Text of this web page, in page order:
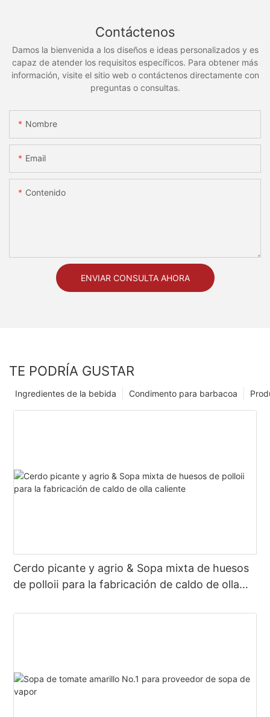
Contáctenos
Damos la bienvenida a los diseños e ideas personalizados y es
capaz de atender los requisitos específicos. Para obtener más
información, visite el sitio web o contáctenos directamente con
preguntas o consultas.
Nombre
Email
Contenido
ENVIAR CONSULTA AHORA
TE PODRÍA GUSTAR
Condimento para barbacoa
Ingredientes de la bebida
Cerdo picante y agrio & Sopa mixta de huesos
de polloⅱ para la fabricación de caldo de olla